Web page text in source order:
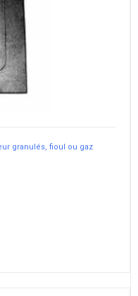
granulés, fioul ou gaz